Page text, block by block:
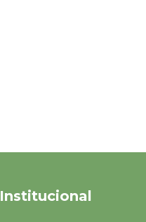
Institucional